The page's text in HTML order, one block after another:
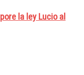
la ley Lucio al